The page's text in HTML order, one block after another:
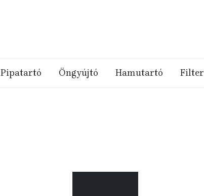
Pipatartó Öngyújtó Hamutartó Filter